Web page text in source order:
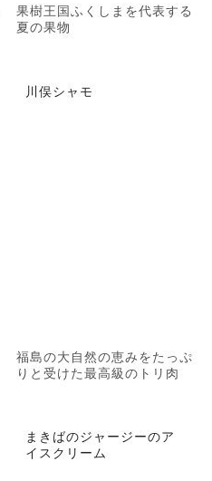
果樹王国ふくしまを代表する
夏の果物
川俣シャモ
福島の大自然の恵みをたっぷ
りと受けた最高級のトリ肉
まきばのジャージーのア
イスクリーム